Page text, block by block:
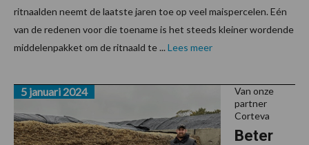
ritnaalden neemt de laatste jaren toe op veel maispercelen. Eén
van de redenen voor die toename is het steeds kleiner wordende
middelenpakket om de ritnaald te ... Lees meer
Van onze
partner
Corteva
Beter
5 januari 2024